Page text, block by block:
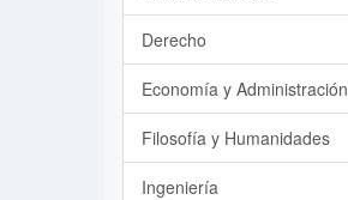
Derecho
Economía y Administración
Filosofía y Humanidades
Ingeniería